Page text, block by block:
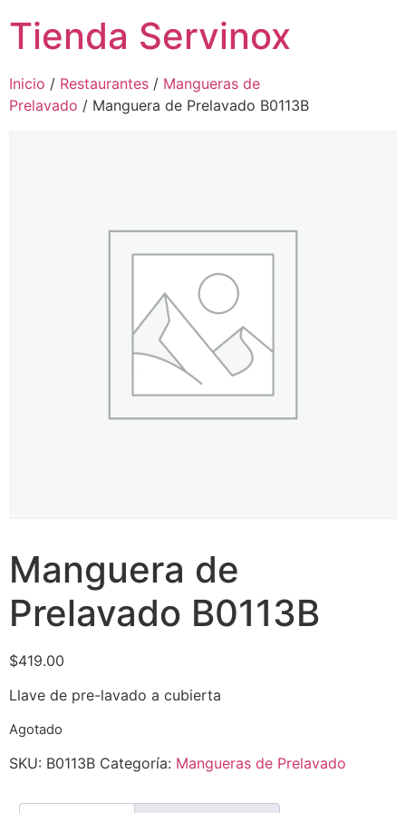
Tienda Servinox
Inicio / Restaurantes / Mangueras de
Prelavado / Manguera de Prelavado B0113B
Manguera de
Prelavado B0113B
$419.00
Llave de pre-lavado a cubierta
Agotado
SKU: B0113B Categoría: Mangueras de Prelavado